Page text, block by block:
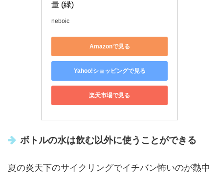
量 (緑)
neboic
Amazonで見る
Yahoo!ショッピングで見る
楽天市場で見る
ボトルの水は飲む以外に使うことができる
夏の炎天下のサイクリングでイチバン怖いのが熱中